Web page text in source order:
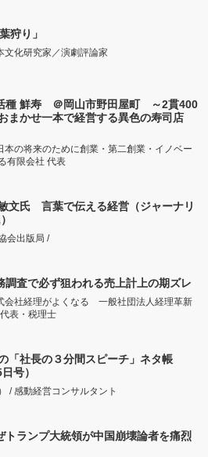
狩り」
文化研究家／演劇評論家
種 鮮寿 ＠岡山市野田屋町 ～2貫400
まかせ一本で経営する異色の寿司店
本の将来のために創業・第二創業・イノベー
有限会社 代表
敏文氏 言葉で伝える経営（ジャーナリ
会出版局 /
査で必ず狙われる売上計上の期ズレ
会社経理がよくなる 一般社団法人経理革新
表・税理士
「社長の３分間スピーチ」ネタ帳
号）
/ 感動経営コンサルタント
ランプ大統領が中国崩壊論者を痛烈